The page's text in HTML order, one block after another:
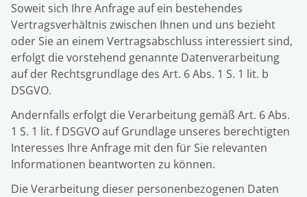
Soweit sich Ihre Anfrage auf ein bestehendes
Vertragsverhältnis zwischen Ihnen und uns bezieht
oder Sie an einem Vertragsabschluss interessiert sind,
erfolgt die vorstehend genannte Datenverarbeitung
auf der Rechtsgrundlage des Art. 6 Abs. 1 S. 1 lit. b
DSGVO.
Andernfalls erfolgt die Verarbeitung gemäß Art. 6 Abs.
1 S. 1 lit. f DSGVO auf Grundlage unseres berechtigten
Interesses Ihre Anfrage mit den für Sie relevanten
Informationen beantworten zu können.
Die Verarbeitung dieser personenbezogenen Daten